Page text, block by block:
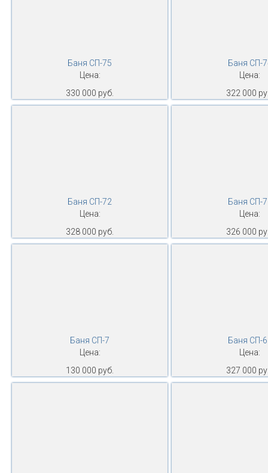
Баня СП-75
Цена:
330 000 руб.
Баня СП-
Цена:
322 000
Баня СП-72
Цена:
328 000 руб.
Баня СП-
Цена:
326 000
Баня СП-7
Цена:
130 000 руб.
Баня СП-
Цена:
327 000